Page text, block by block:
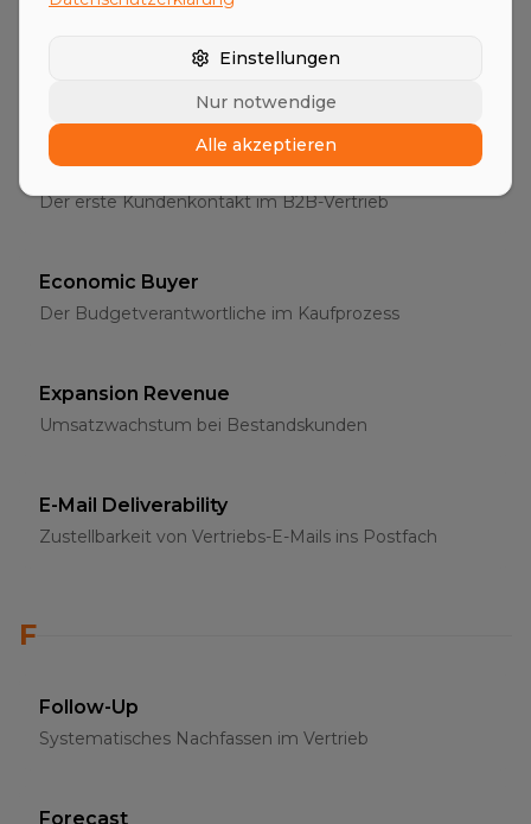
Die richtigen Ansprechpartner im B2B-Vertrieb
Erstgespräch
Der erste Kundenkontakt im B2B-Vertrieb
Economic Buyer
Der Budgetverantwortliche im Kaufprozess
Expansion Revenue
Umsatzwachstum bei Bestandskunden
E-Mail Deliverability
Zustellbarkeit von Vertriebs-E-Mails ins Postfach
F
Follow-Up
Systematisches Nachfassen im Vertrieb
Forecast
Einstellungen
Nur notwendige
Alle akzeptieren